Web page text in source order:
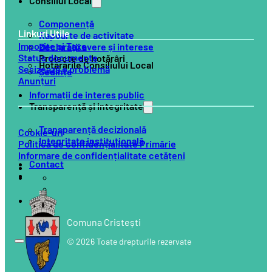
Componență
Rapoarte de activitate
Declarații avere și interese
Proiecte de hotărâri
Hotărârile Consiliului Local
Ședințe
Informații de interes public
Transparență și integritate
Transparență decizională
Integritate instituțională
Contact
Linkuri Utile
Impozite și Taxe
Status documente
Sesizează o problemă
Anunțuri
Comuna Cristești
© 2026 Toate drepturile rezervate
Cookie-uri
Politică de confidențialitate Primărie
Informare de confidențialitate cetățeni